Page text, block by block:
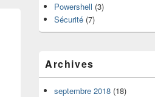
barre
latérale
Powershell (3)
Sécurité (7)
Archives
septembre 2018 (18)